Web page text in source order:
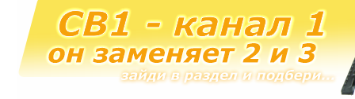
Распродажа Лампы